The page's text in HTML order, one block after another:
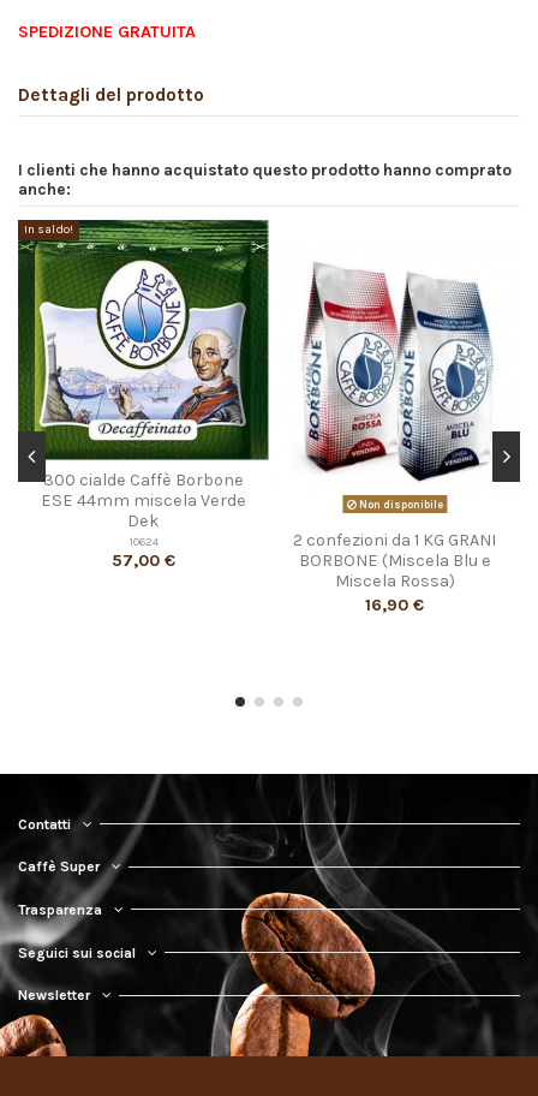
SPEDIZIONE GRATUITA
Dettagli del prodotto
I clienti che hanno acquistato questo prodotto hanno comprato
anche:
In saldo!
300 cialde Caffè Borbone
ESE 44mm miscela Verde
Dek
10624
57,00 €
Non disponibile
2 confezioni da 1 KG GRANI
BORBONE (Miscela Blu e
Miscela Rossa)
16,90 €
Contatti
Caffè Super
Trasparenza
Seguici sui social
Newsletter